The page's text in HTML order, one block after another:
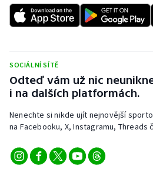
Triatlon
Vodní slalom
Volejbal
SOCIÁLNÍ SÍTĚ
Odteď vám už nic
i na dalších platformách.
Nenechte si nikde ujít nejnovější
na Facebooku, X, Instagramu, Threads